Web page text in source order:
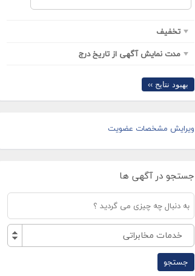
تخفیف
مدت نمایش آگهی از تاریخ درج
بهبود نتایج ››
ویرایش مشخصات عضویت
جستجو در آگهی ها
خدمات مخابراتی